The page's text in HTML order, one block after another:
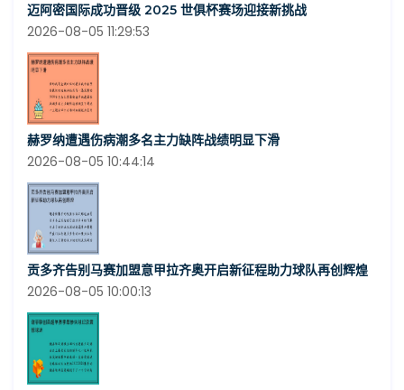
迈阿密国际成功晋级 2025 世俱杯赛场迎接新挑战
2026-08-05 11:29:53
赫罗纳遭遇伤病潮多名主力缺阵战绩明显下滑
2026-08-05 10:44:14
贡多齐告别马赛加盟意甲拉齐奥开启新征程助力球队再创辉煌
2026-08-05 10:00:13